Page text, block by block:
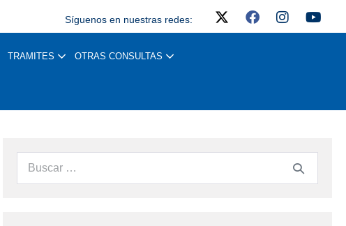
Síguenos en nuestras redes:
TRAMITES OTRAS CONSULTAS